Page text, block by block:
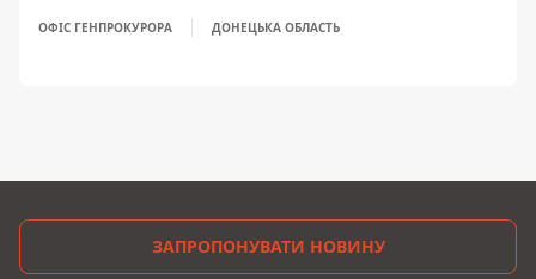
ОФІС ГЕНПРОКУРОРА ДОНЕЦЬКА ОБЛАСТЬ
ЗАПРОПОНУВАТИ НОВИНУ